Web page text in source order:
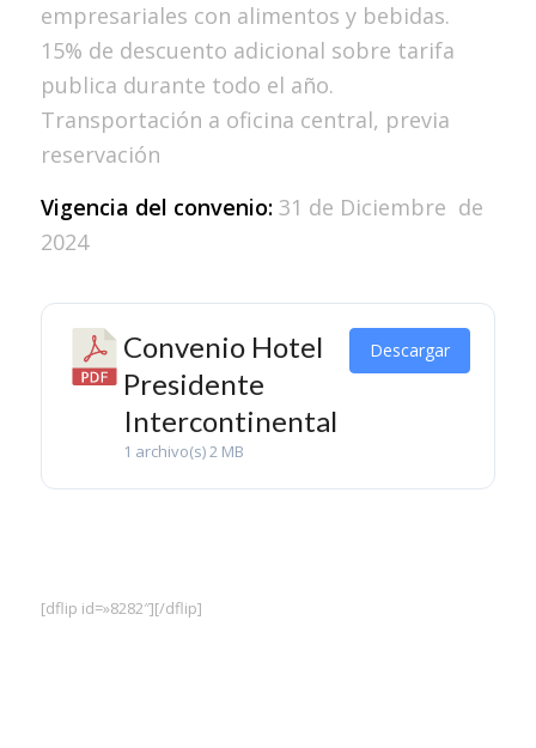
empresariales con alimentos y bebidas.
15% de descuento adicional sobre tarifa
publica durante todo el año.
Transportación a oficina central, previa
reservación
Vigencia del convenio:31 de Diciembre de
2024
Convenio Hotel
Presidente
Intercontinental
1 archivo(s)2 MB
Descargar
[dflip id=»8282″][/dflip]